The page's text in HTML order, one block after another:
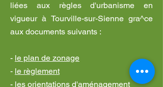
liées aux règles d'urbanisme en
vigueur à Tourville-sur-Sienne gra^ce
aux documents suivants :
- le plan de zonage
- le règlement
- les orientations d'aménagement